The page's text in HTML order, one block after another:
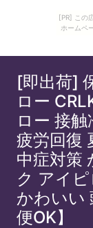
[PR] この
ホームペ
[即出荷]
ロー
ロー 接
疲労回復
中症対策
ク アイ
かわいい
便OK】